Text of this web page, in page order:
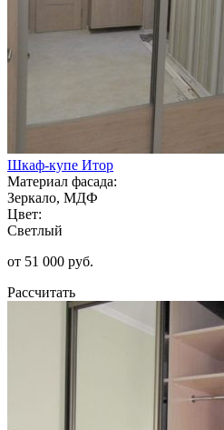
Шкаф-купе Итор
Материал фасада:
Зеркало, МДФ
Цвет:
Светлый
от 51 000 руб.
Рассчитать